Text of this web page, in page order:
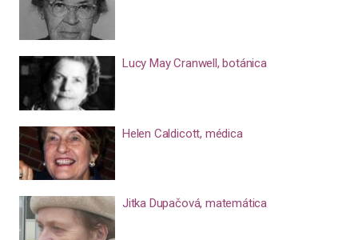
Lucy May Cranwell, botánica
Helen Caldicott, médica
Jitka Dupačová, matemática